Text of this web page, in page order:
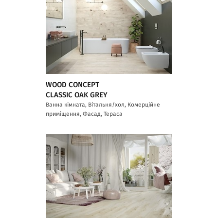
WOOD CONCEPT
CLASSIC OAK GREY
Ванна кімната, Вітальня/хол, Комерційне
приміщення, Фасад, Тераса